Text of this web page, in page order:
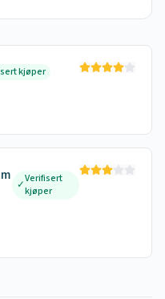
kjøper
✓Verifisert
kjøper